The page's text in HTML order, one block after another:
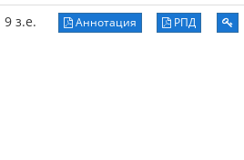
9 з.е. Аннотация РПД